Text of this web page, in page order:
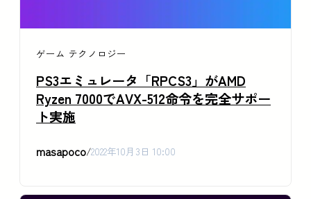
ゲーム テクノロジー
PS3エミュレータ「RPCS3」がAMD
Ryzen 7000でAVX-512命令を完全サポー
ト実施
masapoco/2022年10月3日 10:00